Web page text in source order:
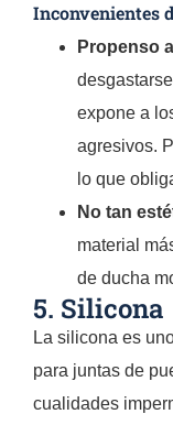
Inconvenientes
Propenso
expone a
agresivos.
lo que
No tan
material
de ducha
5. Silicona
La silicona es
para juntas de
cualidades